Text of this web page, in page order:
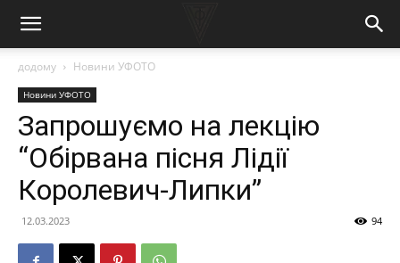
додому Новини УФОТО
Новини УФОТО
Запрошуємо на лекцію
“Обірвана пісня Лідії
Королевич-Липки”
12.03.2023 94